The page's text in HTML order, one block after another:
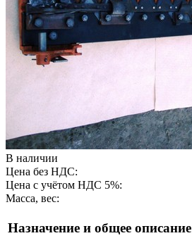
В наличии
Цена без НДС:
Цена с учётом НДС 5%:
Масса, вес:
Назначение и общее описание